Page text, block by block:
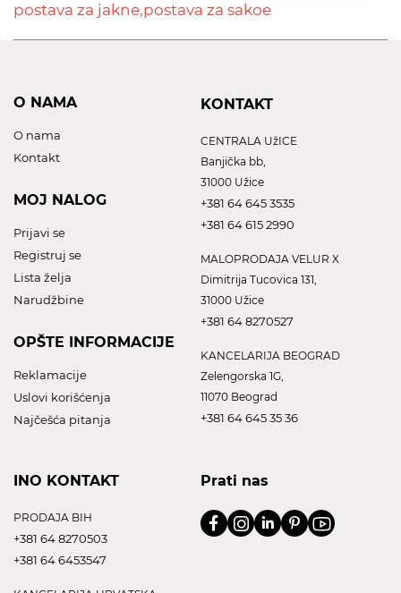
postava za jakne,postava za sakoe
O NAMA
O nama
Kontakt
MOJ NALOG
Prijavi se
Registruj se
Lista želja
Narudžbine
OPŠTE INFORMACIJE
Reklamacije
Uslovi korišćenja
Najčešća pitanja
KONTAKT
CENTRALA UžICE
Banjička bb,
31000 Užice
+381 64 645 3535
+381 64 615 2990
MALOPRODAJA VELUR X
Dimitrija Tucovica 131,
31000 Užice
+381 64 8270527
KANCELARIJA BEOGRAD
Zelengorska 1G,
11070 Beograd
+381 64 645 35 36
INO KONTAKT
PRODAJA BIH
+381 64 8270503
+381 64 6453547
Prati nas